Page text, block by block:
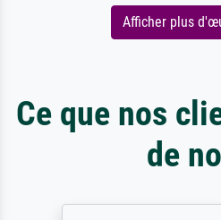
Afficher plus
Ce que nos
de